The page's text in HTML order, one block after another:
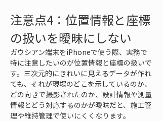
注意点4：位置情報と座標
の扱いを曖昧にしない
ガウシアン端末をiPhoneで使う際、実務で
特に注意したいのが位置情報と座標の扱いで
す。三次元的にきれいに見えるデータが作れ
ても、それが現場のどこを示しているのか、
どの向きで撮影されたのか、設計情報や測量
情報とどう対応するのかが曖昧だと、施工管
理や維持管理で使いにくくなります。